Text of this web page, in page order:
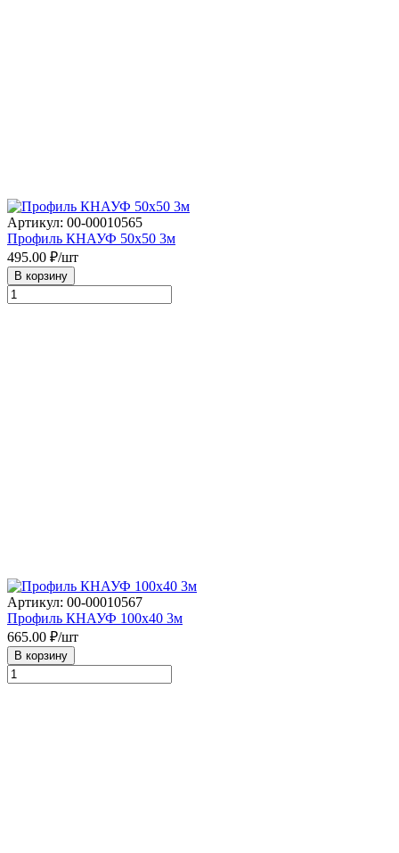
Артикул: 00-00010565
Профиль КНАУФ 50х50 3м
495.00 ₽/шт
В корзину
Артикул: 00-00010567
Профиль КНАУФ 100х40 3м
665.00 ₽/шт
В корзину